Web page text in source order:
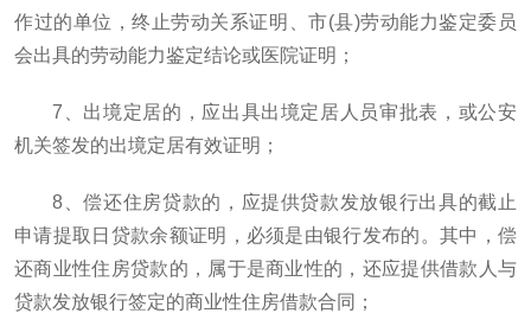
作过的单位，终止劳动关系证明、市(县)劳动能力鉴定委员
会出具的劳动能力鉴定结论或医院证明；
7、出境定居的，应出具出境定居人员审批表，或公安
机关签发的出境定居有效证明；
8、偿还住房贷款的，应提供贷款发放银行出具的截止
申请提取日贷款余额证明，必须是由银行发布的。其中，偿
还商业性住房贷款的，属于是商业性的，还应提供借款人与
贷款发放银行签定的商业性住房借款合同；